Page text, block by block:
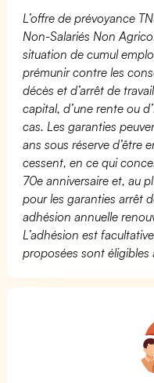
L’offre de prévoyance
Non-Salariés Non
situation de cumul
prémunir contre les
décès et d’arrêt de
capital, d’une rente ou
cas. Les garanties
ans sous réserve d’être
cessent, en ce qui
70e anniversaire et, au
pour les garanties arrêt
adhésion annuelle
L’adhésion est
proposées sont éligibles